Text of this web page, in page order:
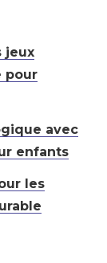
jeux
pour
avec
enfants
les